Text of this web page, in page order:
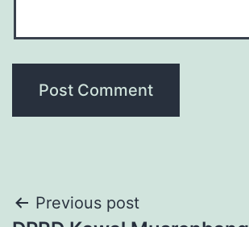
Post
Previous post